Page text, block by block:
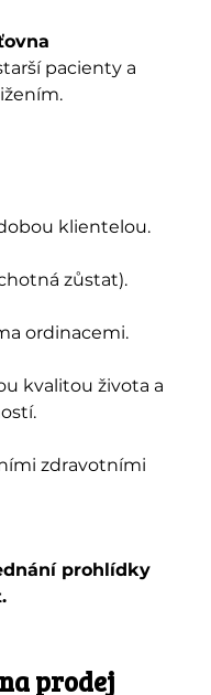
pacienty a
klientelou.
zůstat).
ordinacemi.
kvalitou života a
zdravotními
prohlídky
prodej